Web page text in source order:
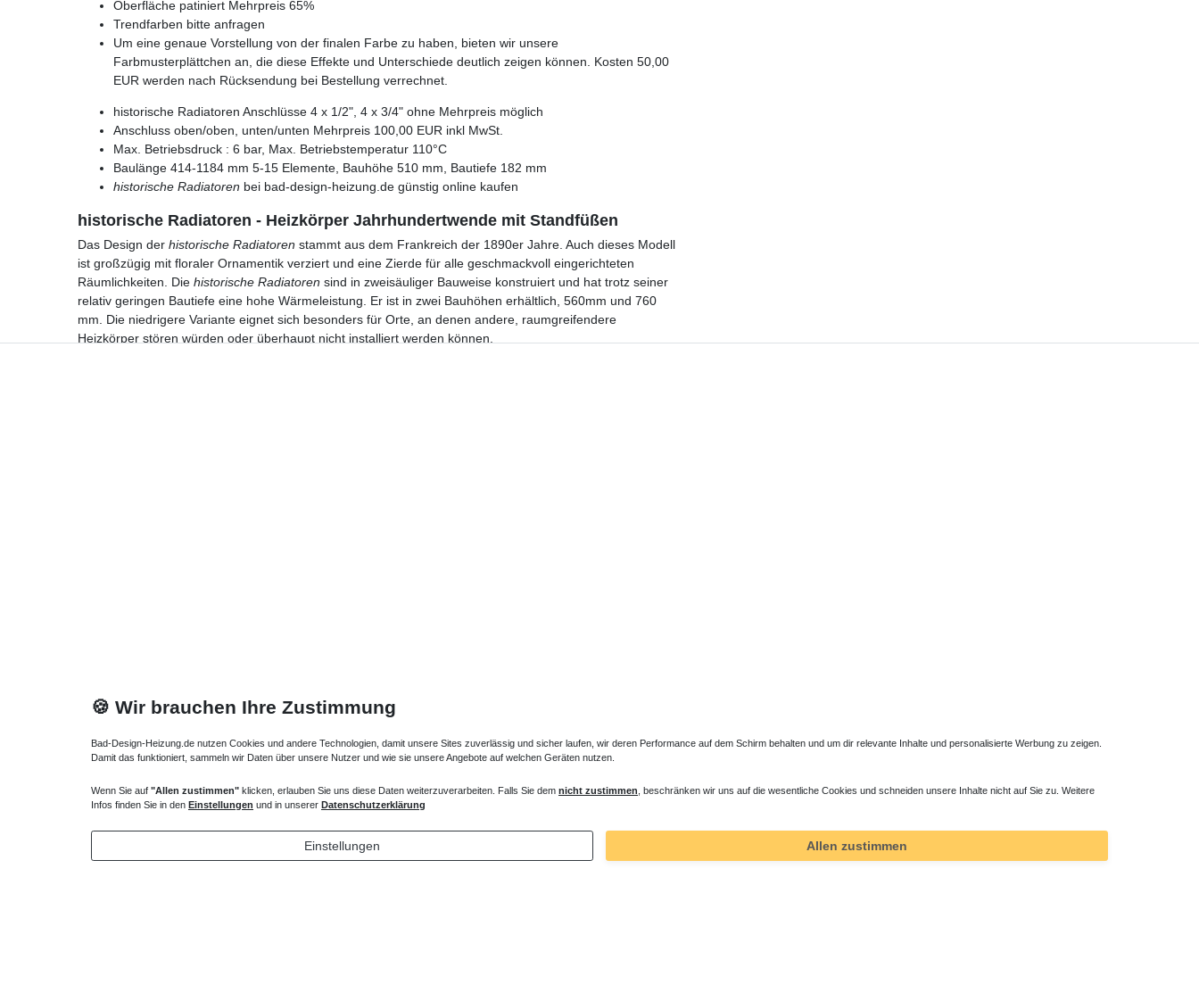
Oberfläche patiniert Mehrpreis 65%
Trendfarben bitte anfragen
Um eine genaue Vorstellung von der finalen Farbe zu haben, bieten wir unsere
Farbmusterplättchen an, die diese Effekte und Unterschiede deutlich zeigen können. Kosten 50,00
EUR werden nach Rücksendung bei Bestellung verrechnet.
historische Radiatoren Anschlüsse 4 x 1/2", 4 x 3/4" ohne Mehrpreis möglich
Anschluss oben/oben, unten/unten Mehrpreis 100,00 EUR inkl MwSt.
Max. Betriebsdruck : 6 bar, Max. Betriebstemperatur 110°C
Baulänge 414-1184 mm 5-15 Elemente, Bauhöhe 510 mm, Bautiefe 182 mm
historische Radiatoren bei bad-design-heizung.de günstig online kaufen
historische Radiatoren - Heizkörper Jahrhundertwende mit Standfüßen
Das Design der historische Radiatoren stammt aus dem Frankreich der 1890er Jahre. Auch dieses Modell
ist großzügig mit floraler Ornamentik verziert und eine Zierde für alle geschmackvoll eingerichteten
Räumlichkeiten. Die historische Radiatoren sind in zweisäuliger Bauweise konstruiert und hat trotz seiner
relativ geringen Bautiefe eine hohe Wärmeleistung. Er ist in zwei Bauhöhen erhältlich, 560mm und 760
mm. Die niedrigere Variante eignet sich besonders für Orte, an denen andere, raumgreifendere
Heizkörper stören würden oder überhaupt nicht installiert werden können.
Gussheizkörper Ventil-Set 5+6 Thermostat
*inkl. ges. MwSt.zzgl.Versandkosten
Gussheizkörper Ventil-Set 3+4 Holzgriff
246,00 € *
*inkl. ges. MwSt.zzgl.Versandkosten *inkl. ges. MwSt.zzgl.Versandkosten
🍪 Wir brauchen Ihre Zustimmung
Bad-Design-Heizung.de nutzen Cookies und andere Technologien, damit unsere Sites zuverlässig und sicher laufen, wir deren Performance auf dem Schirm behalten und um dir relevante Inhalte und personalisierte Werbung zu zeigen.
Damit das funktioniert, sammeln wir Daten über unsere Nutzer und wie sie unsere Angebote auf welchen Geräten nutzen.
Wenn Sie auf "Allen zustimmen" klicken, erlauben Sie uns diese Daten weiterzuverarbeiten. Falls Sie dem nicht zustimmen , beschränken wir uns auf die wesentliche Cookies und schneiden unsere Inhalte nicht auf Sie zu. Weitere
Infos finden Sie in den Einstellungen und in unserer Datenschutzerklärung
Einstellungen Allen zustimmen